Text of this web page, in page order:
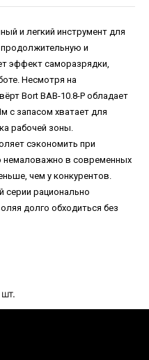
и легкий инструмент для
продолжительную и
эффект саморазрядки,
Несмотря на
Bort BAB-10.8-P обладает
с запасом хватает для
рабочей зоны.
сэкономить при
немаловажно в современных
чем у конкурентов.
рационально
долго обходиться без